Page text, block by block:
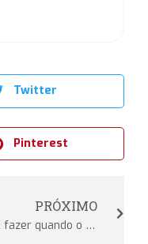
Twitter
Pinterest
PRÓXIMO
O que fazer quando o parceiro não tem o mesmo estilo de vida?